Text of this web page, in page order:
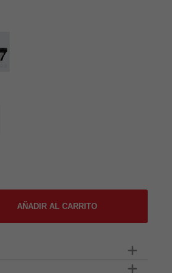
AÑADIR AL CARRITO